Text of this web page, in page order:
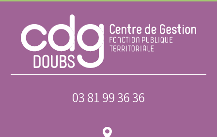
03 81 99 36 36